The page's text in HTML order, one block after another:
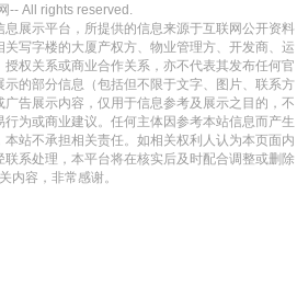
-- All rights reserved.
展示平台，所提供的信息来源于互联网公开资料
写字楼的大厦产权方、物业管理方、开发商、运
权关系或商业合作关系，亦不代表其发布任何官
的部分信息（包括但不限于文字、图片、联系方
告展示内容，仅用于信息参考及展示之目的，不
为或商业建议。任何主体因参考本站信息而产生
站不承担相关责任。如相关权利人认为本页面内
系处理，本平台将在核实后及时配合调整或删除
内容，非常感谢。